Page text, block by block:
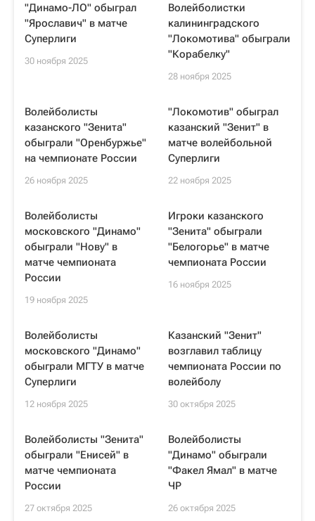
"Динамо-ЛО" обыграл
"Ярославич" в матче
Суперлиги
30 ноября 2025
Волейболистки
калининградского
"Локомотива" обыграли
"Корабелку"
28 ноября 2025
Волейболисты
казанского "Зенита"
обыграли "Оренбуржье"
на чемпионате России
26 ноября 2025
"Локомотив" обыграл
казанский "Зенит" в
матче волейбольной
Суперлиги
22 ноября 2025
Волейболисты
московского "Динамо"
обыграли "Нову" в
матче чемпионата
России
19 ноября 2025
Игроки казанского
"Зенита" обыграли
"Белогорье" в матче
чемпионата России
16 ноября 2025
Волейболисты
московского "Динамо"
обыграли МГТУ в матче
Суперлиги
12 ноября 2025
Казанский "Зенит"
возглавил таблицу
чемпионата России по
волейболу
30 октября 2025
Волейболисты "Зенита"
обыграли "Енисей" в
матче чемпионата
России
27 октября 2025
Волейболисты
"Динамо" обыграли
"Факел Ямал" в матче
ЧР
26 октября 2025